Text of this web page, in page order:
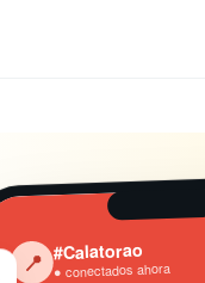
‹ 📍 #Calatorao
● conectados ahora